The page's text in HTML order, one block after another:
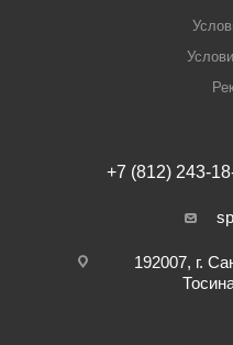
+7 (812) 243-
192007, г.